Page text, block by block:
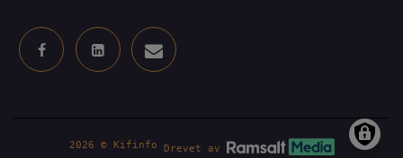
2026 © Kifinfo Drevet av